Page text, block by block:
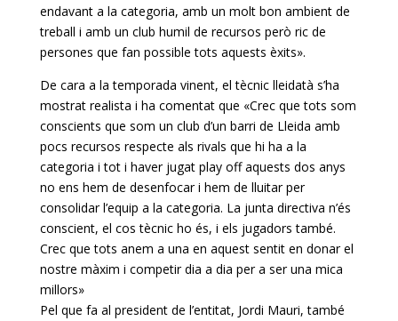
endavant a la categoria, amb un molt bon ambient de
treball i amb un club humil de recursos però ric de
persones que fan possible tots aquests èxits».
De cara a la temporada vinent, el tècnic lleidatà s’ha
mostrat realista i ha comentat que «Crec que tots som
conscients que som un club d’un barri de Lleida amb
pocs recursos respecte als rivals que hi ha a la
categoria i tot i haver jugat play offaquests dos anys
no ens hem de desenfocar i hem de lluitar per
consolidar l’equip a la categoria. La junta directiva n’és
conscient, el cos tècnic ho és, i els jugadors també.
Crec que tots anem a una en aquest sentit en donar el
nostre màxim i competir dia a dia per a ser una mica
millors»
Pel que fa al president de l’entitat, Jordi Mauri, també